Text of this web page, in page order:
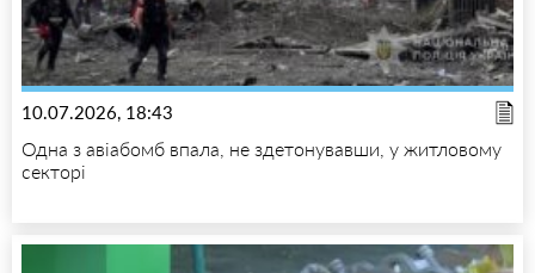
10.07.2026, 18:43
Одна з авіабомб впала, не здетонувавши, у житловому
секторі